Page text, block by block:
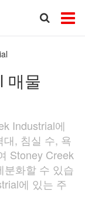
매물
Industrial에
, 침실 수, 욕
Stoney Creek
분화할 수 있습
에 있는 주